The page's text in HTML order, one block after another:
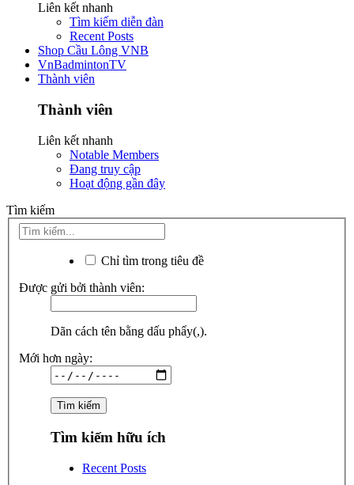
Liên kết nhanh
Tìm kiếm diễn đàn
Recent Posts
Shop Cầu Lông VNB
VnBadmintonTV
Thành viên
Thành viên
Liên kết nhanh
Notable Members
Đang truy cập
Hoạt động gần đây
Tìm kiếm
Chỉ tìm trong tiêu đề
Được gửi bởi thành viên:
Dãn cách tên bằng dấu phẩy(,).
Mới hơn ngày:
Tìm kiếm hữu ích
Recent Posts